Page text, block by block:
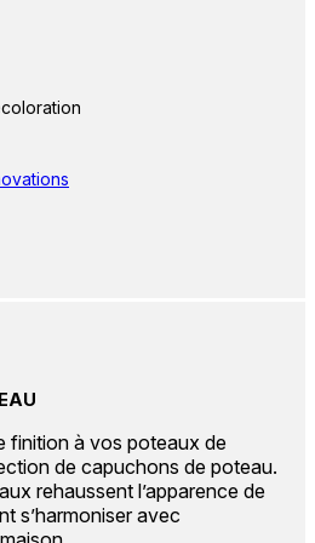
finition à vos poteaux de
de capuchons de poteau.
rehaussent l’apparence de
s’harmoniser avec